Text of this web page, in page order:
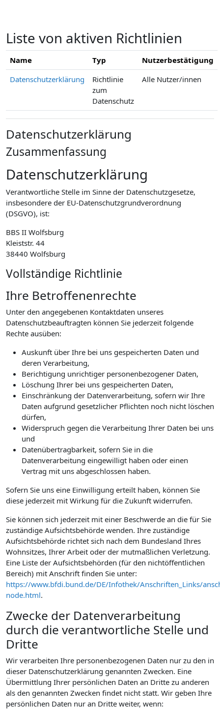
Liste von aktiven Richtlinien
Name Typ
Nutzerbestätigung
Datenschutzerklärung
Richtlinie
zum
Datenschutz
Alle Nutzer/innen
Datenschutzerklärung
Zusammenfassung
Datenschutzerklärung
Verantwortliche Stelle im Sinne der Datenschutzgesetze,
insbesondere der EU-Datenschutzgrundverordnung
(DSGVO), ist:
BBS II Wolfsburg
Kleiststr. 44
38440 Wolfsburg
Vollständige Richtlinie
Ihre Betroffenenrechte
Unter den angegebenen Kontaktdaten unseres
Datenschutzbeauftragten können Sie jederzeit folgende
Rechte ausüben:
Auskunft über Ihre bei uns gespeicherten Daten und
deren Verarbeitung,
Berichtigung unrichtiger personenbezogener Daten,
Löschung Ihrer bei uns gespeicherten Daten,
Einschränkung der Datenverarbeitung, sofern wir Ihre
Daten aufgrund gesetzlicher Pflichten noch nicht löschen
dürfen,
Widerspruch gegen die Verarbeitung Ihrer Daten bei uns
und
Datenübertragbarkeit, sofern Sie in die
Datenverarbeitung eingewilligt haben oder einen
Vertrag mit uns abgeschlossen haben.
Sofern Sie uns eine Einwilligung erteilt haben, können Sie
diese jederzeit mit Wirkung für die Zukunft widerrufen.
Sie können sich jederzeit mit einer Beschwerde an die für Sie
zuständige Aufsichtsbehörde wenden. Ihre zuständige
Aufsichtsbehörde richtet sich nach dem Bundesland Ihres
Wohnsitzes, Ihrer Arbeit oder der mutmaßlichen Verletzung.
Eine Liste der Aufsichtsbehörden (für den nichtöffentlichen
Bereich) mit Anschrift finden Sie unter:
https://www.bfdi.bund.de/DE/Infothek/Anschriften_Links/
node.html.
Zwecke der Datenverarbeitung
durch die verantwortliche Stelle und
Dritte
Wir verarbeiten Ihre personenbezogenen Daten nur zu den in
dieser Datenschutzerklärung genannten Zwecken. Eine
Übermittlung Ihrer persönlichen Daten an Dritte zu anderen
als den genannten Zwecken findet nicht statt. Wir geben Ihre
persönlichen Daten nur an Dritte weiter, wenn: